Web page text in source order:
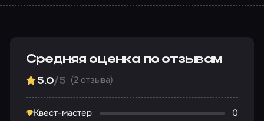
Средняя оценка по отзывам
5.0/5 (2 отзыва)
Квест-мастер
0